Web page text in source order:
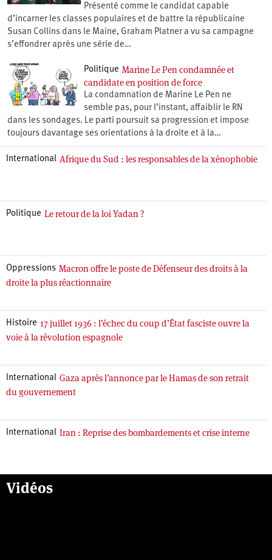
Présenté comme le candidat capable
d’incarner les classes populaires et de battre la républicaine
Susan Collins dans le Maine, Graham Platner a vu sa campagne
s’effondrer après une série de…
Politique Marine Le Pen condamnée et
candidate en position de force
La condamnation de Marine Le Pen ne
semble pas, pour l’instant, affaiblir le RN
dans les sondages. Le parti poursuit sa progression et impose
toujours davantage ses orientations à la droite et à la…
International Afrique du Sud : les responsables de la xénophobie
Politique Le retour de la loi Yadan ?
Oppressions Macron offre le poste de Défenseur des droits à la
droite la plus réactionnaire
Histoire 17 juillet 1936 : l’échec du coup d’État fasciste ouvre la
voie à la révolution espagnole
International Gaza après l’annonce par le Hamas de son retrait
du gouvernement
International Iran : Reprise des bombardements et crise interne
Vidéos